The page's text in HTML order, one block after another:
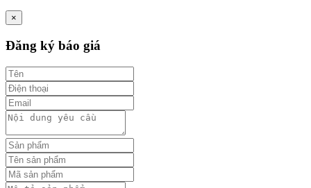
×
Đăng ký báo giá